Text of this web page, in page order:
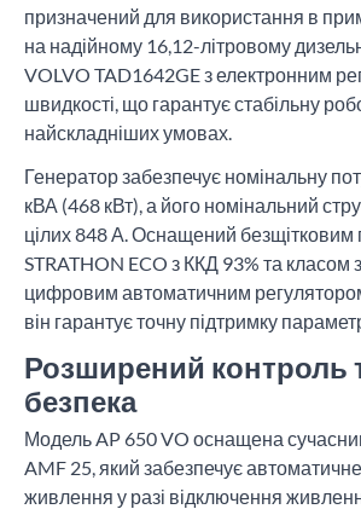
призначений для використання в
на надійному 16,12-літровому
VOLVO TAD1642GE з електронним
швидкості, що гарантує стабільну
найскладніших умовах.
Генератор забезпечує номінальну
кВА (468 кВт), а його номінальний
цілих 848 А. Оснащений безщітковим
STRATHON ECO з ККД 93% та класом
цифровим автоматичним
він гарантує точну підтримку
Розширений контроль
безпека
Модель AP 650 VO оснащена
AMF 25, який забезпечує
живлення у разі відключення